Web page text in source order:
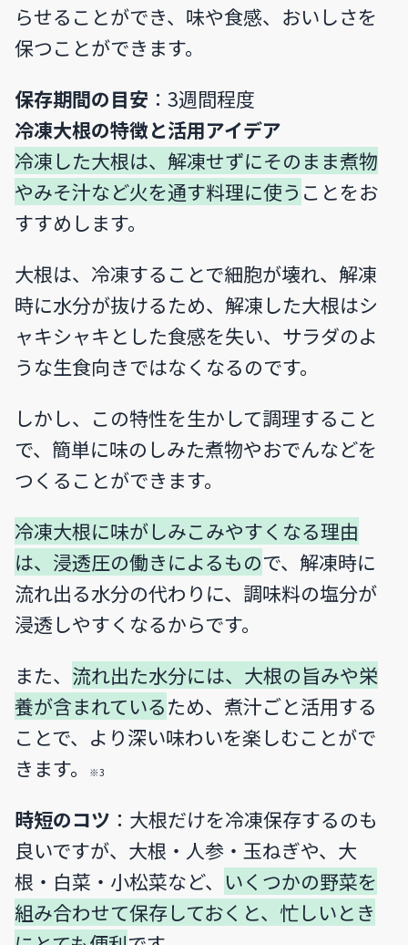
らせることができ、味や食感、おいしさを
保つことができます。
保存期間の目安 ：3週間程度
冷凍大根の特徴と活用アイデア
冷凍した大根は、解凍せずにそのまま煮物
やみそ汁など火を通す料理に使う ことをお
すすめします。
大根は、冷凍することで細胞が壊れ、解凍
時に水分が抜けるため、解凍した大根はシ
ャキシャキとした食感を失い、サラダのよ
うな生食向きではなくなるのです。
しかし、この特性を生かして調理すること
で、簡単に味のしみた煮物やおでんなどを
つくることができます。
冷凍大根に味がしみこみやすくなる理由
は、浸透圧の働きによるもので、解凍時に
流れ出る水分の代わりに、調味料の塩分が
浸透しやすくなるからです。
また、 流れ出た水分には、大根の旨みや栄
養が含まれているため、煮汁ごと活用する
ことで、より深い味わいを楽しむことがで
きます。
※3
時短のコツ ：大根だけを冷凍保存するのも
良いですが、大根・人参・玉ねぎや、大
根・白菜・小松菜など、 いくつかの野菜を
組み合わせて保存しておくと、忙しいとき